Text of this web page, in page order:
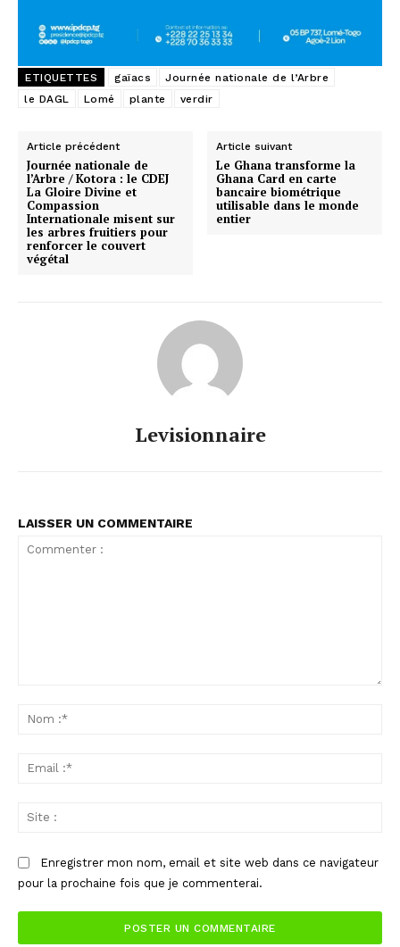
ETIQUETTES gaïacs
Journée nationale de l’Arbre
le DAGL
Lomé plante verdir
Article précédent
Journée nationale de
l’Arbre / Kotora : le CDEJ
La Gloire Divine et
Compassion
Internationale misent sur
les arbres fruitiers pour
renforcer le couvert
végétal
Article suivant
Le Ghana transforme la
Ghana Card en carte
bancaire biométrique
utilisable dans le monde
entier
Levisionnaire
LAISSER UN COMMENTAIRE
Enregistrer mon nom, email et site web dans ce navigateur
pour la prochaine fois que je commenterai.